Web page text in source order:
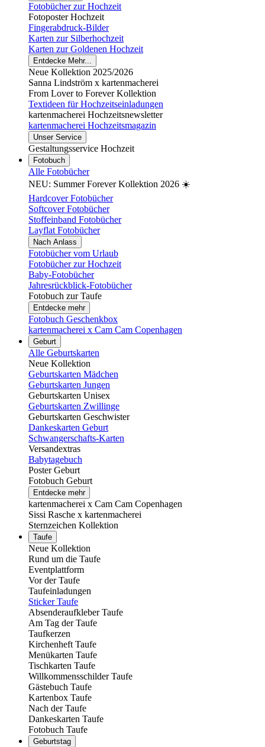
Fotobücher zur Hochzeit
Fotoposter Hochzeit
Fingerabdruck-Bilder
Karten zur Silberhochzeit
Karten zur Goldenen Hochzeit
Entdecke Mehr...
Neue Kollektion 2025/2026
Sanna Lindström x kartenmacherei
From Lover to Forever Kollektion
Textideen für Hochzeitseinladungen
kartenmacherei Hochzeitsnewsletter
kartenmacherei Hochzeitsmagazin
Unser Service
Gestaltungsservice Hochzeit
Fotobuch
Alle Fotobücher
NEU: Summer Forever Kollektion 2026 ☀️
Hardcover Fotobücher
Softcover Fotobücher
Stoffeinband Fotobücher
Layflat Fotobücher
Nach Anlass
Fotobücher vom Urlaub
Fotobücher zur Hochzeit
Baby-Fotobücher
Jahresrückblick-Fotobücher
Fotobuch zur Taufe
Entdecke mehr
Fotobuch Geschenkbox
kartenmacherei x Cam Cam Copenhagen
Geburt
Alle Geburtskarten
Neue Kollektion
Geburtskarten Mädchen
Geburtskarten Jungen
Geburtskarten Unisex
Geburtskarten Zwillinge
Geburtskarten Geschwister
Dankeskarten Geburt
Schwangerschafts-Karten
Versandextras
Babytagebuch
Poster Geburt
Fotobuch Geburt
Entdecke mehr
kartenmacherei x Cam Cam Copenhagen
Sissi Rasche x kartenmacherei
Sternzeichen Kollektion
Taufe
Neue Kollektion
Rund um die Taufe
Eventplattform
Vor der Taufe
Taufeinladungen
Sticker Taufe
Absenderaufkleber Taufe
Am Tag der Taufe
Taufkerzen
Kirchenheft Taufe
Menükarten Taufe
Tischkarten Taufe
Willkommensschilder Taufe
Gästebuch Taufe
Kartenbox Taufe
Nach der Taufe
Dankeskarten Taufe
Fotobuch Taufe
Geburtstag